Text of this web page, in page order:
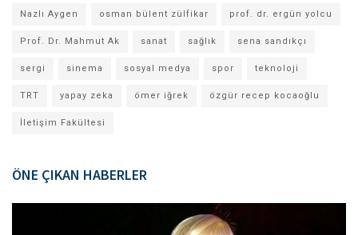
Nazlı Aygen osman bülent zülfikar prof. dr. ergün yolcu
Prof. Dr. Mahmut Ak sanat sağlık sena sandıkçı
sergi sinema sosyal medya spor teknoloji
TRT yapay zeka ömer iğrek özgür recep kocaoğlu
İletişim Fakültesi
ÖNE ÇIKAN HABERLER